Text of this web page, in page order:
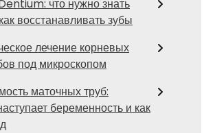
что нужно знать
восстанавливать зубы
лечение корневых
под микроскопом
маточных труб:
беременность и как